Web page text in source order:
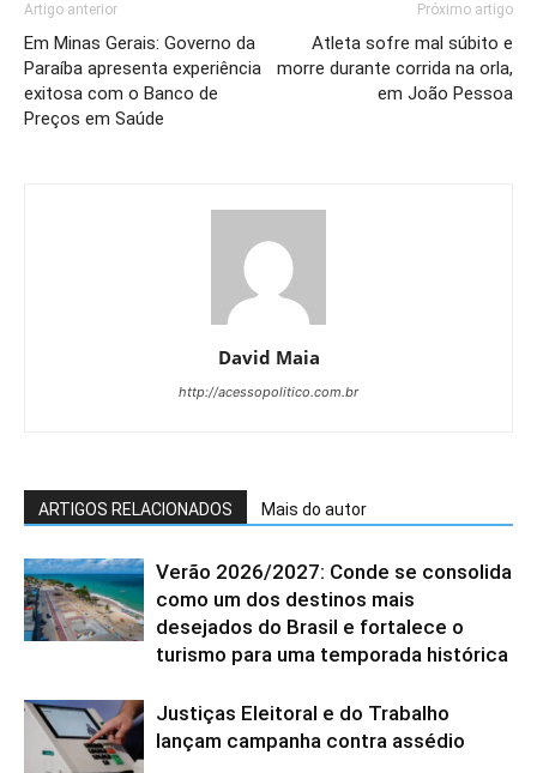
Artigo anterior
Em Minas Gerais: Governo da
Paraíba apresenta experiência
exitosa com o Banco de
Preços em Saúde
Próximo artigo
Atleta sofre mal súbito e
morre durante corrida na orla,
em João Pessoa
David Maia
http://acessopolitico.com.br
ARTIGOS RELACIONADOS Mais do autor
Verão 2026/2027: Conde se consolida
como um dos destinos mais
desejados do Brasil e fortalece o
turismo para uma temporada histórica
Justiças Eleitoral e do Trabalho
lançam campanha contra assédio